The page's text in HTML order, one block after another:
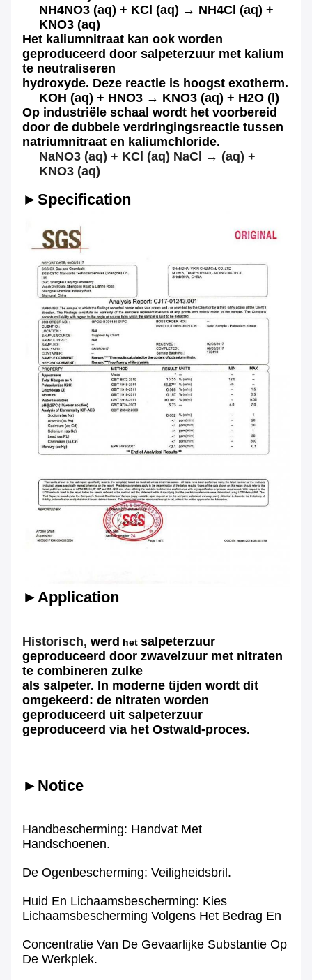
NH4NO3 (aq) + KCl (aq) → NH4Cl (aq) +
KNO3 (aq)
Het kaliumnitraat kan ook worden
geproduceerd door salpeterzuur met kalium
te neutraliseren
hydroxyde. Deze reactie is hoogst exotherm.
KOH (aq) + HNO3 → KNO3 (aq) + H2O (l)
Op industriële schaal wordt het voorbereid
door de dubbele verdringingsreactie tussen
natriumnitraat en kaliumchloride.
NaNO3 (aq) + KCl (aq) NaCl → (aq) +
KNO3 (aq)
►Specification
►Application
Historisch, werd het salpeterzuur
geproduceerd door zwavelzuur met nitraten
te combineren zulke
als salpeter. In moderne tijden wordt dit
omgekeerd: de nitraten worden
geproduceerd uit salpeterzuur
geproduceerd via het Ostwald-proces.
►Notice
Handbescherming: Handvat Met
Handschoenen.
De Ogenbescherming: Veiligheidsbril.
Huid En Lichaamsbescherming: Kies
Lichaamsbescherming Volgens Het Bedrag En
Concentratie Van De Gevaarlijke Substantie Op
De Werkplek.